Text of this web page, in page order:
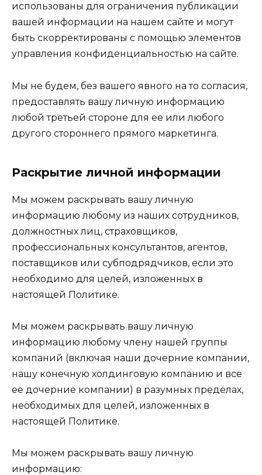
использованы для ограничения публикации
вашей информации на нашем сайте и могут
быть скорректированы с помощью элементов
управления конфиденциальностью на сайте.
Мы не будем, без вашего явного на то согласия,
предоставлять вашу личную информацию
любой третьей стороне для ее или любого
другого стороннего прямого маркетинга.
Раскрытие личной информации
Мы можем раскрывать вашу личную
информацию любому из наших сотрудников,
должностных лиц, страховщиков,
профессиональных консультантов, агентов,
поставщиков или субподрядчиков, если это
необходимо для целей, изложенных в
настоящей Политике.
Мы можем раскрывать вашу личную
информацию любому члену нашей группы
компаний (включая наши дочерние компании,
нашу конечную холдинговую компанию и все
ее дочерние компании) в разумных пределах,
необходимых для целей, изложенных в
настоящей Политике.
Мы можем раскрывать вашу личную
информацию: